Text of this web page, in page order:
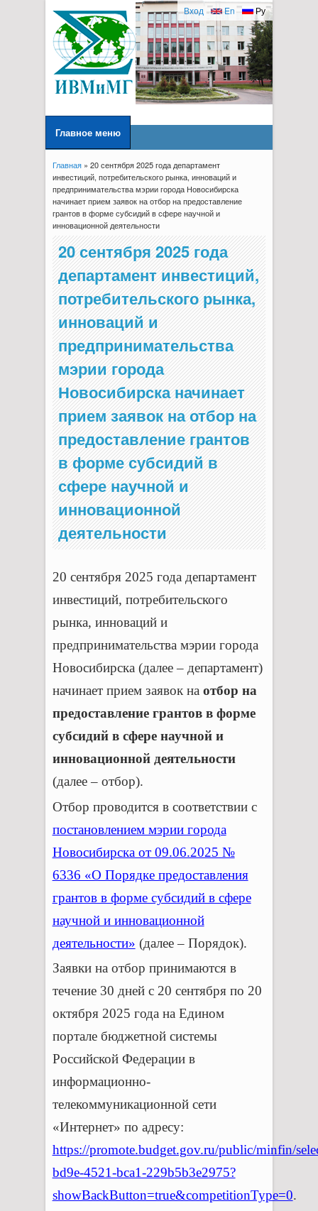
Ру
En
Вход
Главное меню
Вы здесь
Главная» 20 сентября 2025 года департамент
инвестиций, потребительского рынка, инноваций и
предпринимательства мэрии города Новосибирска
начинает прием заявок на отбор на предоставление
грантов в форме субсидий в сфере научной и
инновационной деятельности
20 сентября 2025 года
департамент инвестиций,
потребительского рынка,
инноваций и
предпринимательства
мэрии города
Новосибирска начинает
прием заявок на отбор на
предоставление грантов
в форме субсидий в
сфере научной и
инновационной
деятельности
20 сентября 2025 года департамент
инвестиций, потребительского
рынка, инноваций и
предпринимательства мэрии города
Новосибирска (далее – департамент)
начинает прием заявок на отбор на
предоставление грантов в форме
субсидий в сфере научной и
инновационной деятельности
(далее – отбор).
Отбор проводится в соответствии с
постановлением мэрии города
Новосибирска от 09.06.2025 №
6336 «О Порядке предоставления
грантов в форме субсидий в сфере
научной и инновационной
деятельности» (далее – Порядок).
Заявки на отбор принимаются в
течение 30 дней с 20 сентября по 20
октября 2025 года на Едином
портале бюджетной системы
Российской Федерации в
информационно-
телекоммуникационной сети
«Интернет» по адресу:
https://promote.budget.gov.ru/public/minfin/
bd9e-4521-bca1-229b5b3e2975?
showBackButton=true&competitionType=0.